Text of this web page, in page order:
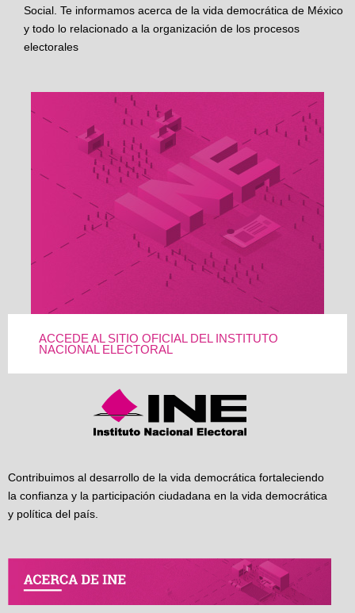
Social. Te informamos acerca de la vida democrática de México
y todo lo relacionado a la organización de los procesos
electorales
ACCEDE AL SITIO OFICIAL DEL INSTITUTO
NACIONAL ELECTORAL
Contribuimos al desarrollo de la vida democrática fortaleciendo
la confianza y la participación ciudadana en la vida democrática
y política del país.